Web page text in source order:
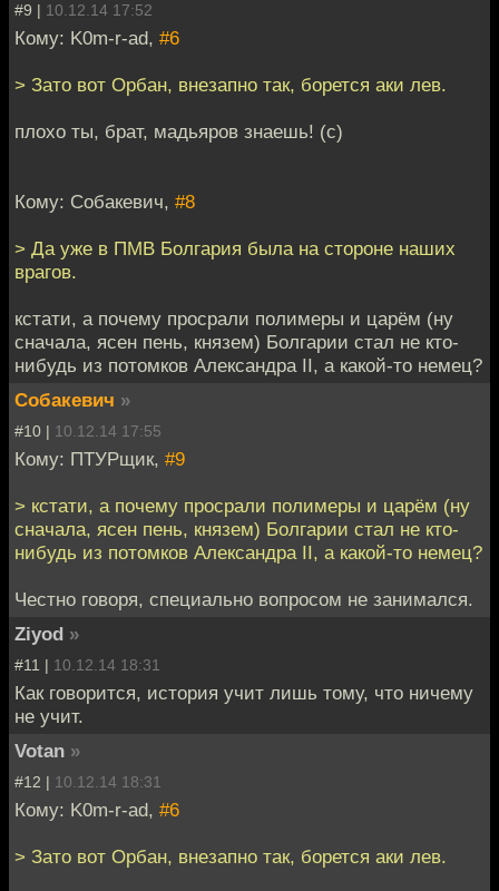
#9 | 10.12.14 17:52
Кому: K0m-r-ad, #6
> Зато вот Орбан, внезапно так, борется аки лев.
плохо ты, брат, мадьяров знаешь! (с)
Кому: Собакевич, #8
> Да уже в ПМВ Болгария была на стороне наших
врагов.
кстати, а почему просрали полимеры и царём (ну
сначала, ясен пень, князем) Болгарии стал не кто-
нибудь из потомков Александра II, а какой-то немец?
Собакевич »
#10 | 10.12.14 17:55
Кому: ПТУРщик, #9
> кстати, а почему просрали полимеры и царём (ну
сначала, ясен пень, князем) Болгарии стал не кто-
нибудь из потомков Александра II, а какой-то немец?
Честно говоря, специально вопросом не занимался.
Ziyod »
#11 | 10.12.14 18:31
Как говорится, история учит лишь тому, что ничему
не учит.
Votan »
#12 | 10.12.14 18:31
Кому: K0m-r-ad, #6
> Зато вот Орбан, внезапно так, борется аки лев.